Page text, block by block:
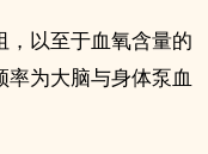
，以至于血氧含量的
为大脑与身体泵血